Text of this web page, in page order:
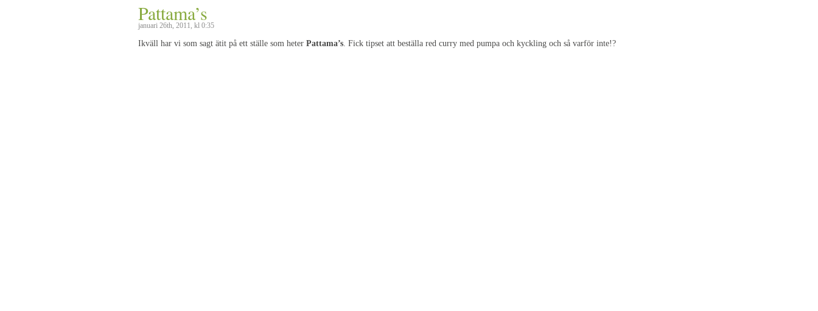
Pattama’s
januari 26th, 2011, kl 0:35
Ikväll har vi som sagt ätit på ett ställe som heter Pattama’s. Fick tipset att beställa red curry med pumpa och kyckling och så varför inte!?